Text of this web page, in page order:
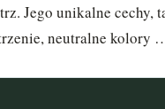
Jego unikalne cechy,
neutralne kolory